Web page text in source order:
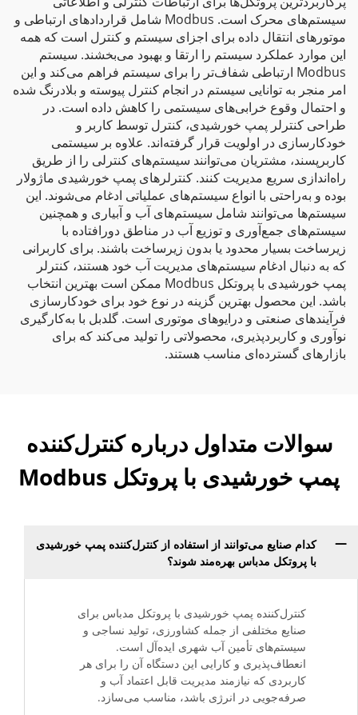
سیستم‌های محرک است. Modbus شامل قراردادهای ارتباطی و
موتورهای انتقال داده برای اجزای سیستم و کنترل است که همه
این موارد عملکرد سیستم را ارتقا و بهبود می‌بخشند. سیستم
Modbus ارتباطی شفاف‌تر را برای سیستم فراهم می‌کند و این
امر منجر به توانایی سیستم در انجام کنترل پیوسته و بلادرنگ شده
و احتمال وقوع خرابی‌های سیستمی را کاهش داده است. در
طراحی کنترلر پمپ خورشیدی، کنترل توسط کاربر و
خودکارسازی در اولویت قرار گرفته‌اند. علاوه بر سیستمی
کاربرپسند، مشتریان می‌توانند سیستم‌های کنترلی را از طریق
راه‌اندازی سریع مدیریت کنند. کنترلرهای پمپ خورشیدی ماژولار
بوده و به‌راحتی با انواع سیستم‌های عملیاتی ادغام می‌شوند. این
سیستم‌ها می‌توانند شامل سیستم‌های آب و آبیاری و همچنین
سیستم‌های جمع‌آوری و توزیع آب در مناطق دورافتاده با
زیرساخت بسیار محدود یا بدون زیرساخت باشند. برای کاربرانی
که به دنبال ادغام سیستم‌های مدیریت آب خود هستند، کنترلر
پمپ خورشیدی با پروتکل Modbus ممکن است بهترین انتخاب
باشد. این محصول بهترین گزینه در نوع خود برای خودکارسازی
فرآیندهای صنعتی و درایوهای موتوری است. گلدبل با به‌کارگیری
نوآوری و کاربردپذیری، محصولاتی را تولید می‌کند که برای
بازارهای گسترده‌ای مناسب هستند.
سوالات متداول درباره کنترل‌کننده
پمپ خورشیدی با پروتکل Modbus
کدام صنایع می‌توانند از استفاده از کنترل‌کننده پمپ خورشیدی
با پروتکل مدباس بهره‌مند شوند؟
کنترل‌کننده پمپ خورشیدی با پروتکل مدباس برای
صنایع مختلفی از جمله کشاورزی، تولید نساجی و
سیستم‌های تأمین آب شهری ایده‌آل است.
انعطاف‌پذیری و کارایی این دستگاه آن را برای هر
کاربردی که نیازمند مدیریت قابل اعتماد آب و
صرفه‌جویی در انرژی باشد، مناسب می‌سازد.